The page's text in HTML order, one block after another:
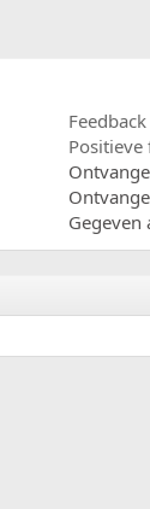
Positieve
Gegeven